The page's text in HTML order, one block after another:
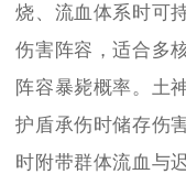
烧、流血体系时可
伤害阵容，适合多
阵容暴毙概率。土
护盾承伤时储存伤
时附带群体流血与